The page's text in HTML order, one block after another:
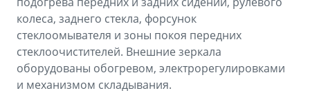
колеса, заднего стекла, форсунок
стеклоомывателя и зоны покоя передних
стеклоочистителей. Внешние зеркала
оборудованы обогревом, электрорегулировками
и механизмом складывания.